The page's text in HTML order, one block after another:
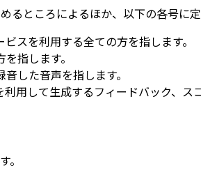
ところによるほか、以下の各号に定
スを利用する全ての方を指します。
指します。
した音声を指します。
用して生成するフィードバック、ス
。